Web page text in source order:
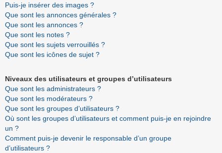
Puis-je insérer des images ?
Que sont les annonces générales ?
Que sont les annonces ?
Que sont les notes ?
Que sont les sujets verrouillés ?
Que sont les icônes de sujet ?
Niveaux des utilisateurs et groupes d’utilisateurs
Que sont les administrateurs ?
Que sont les modérateurs ?
Que sont les groupes d’utilisateurs ?
Où sont les groupes d’utilisateurs et comment puis-je en rejoindre
un ?
Comment puis-je devenir le responsable d’un groupe
d’utilisateurs ?